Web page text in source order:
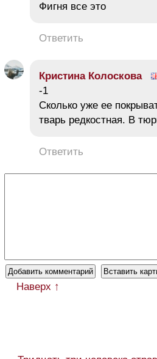
Фигня все это
Ответить
Кристина Колоскова
-1
Сколько уже ее
тварь редкостная. В
Ответить
Наверх ↑